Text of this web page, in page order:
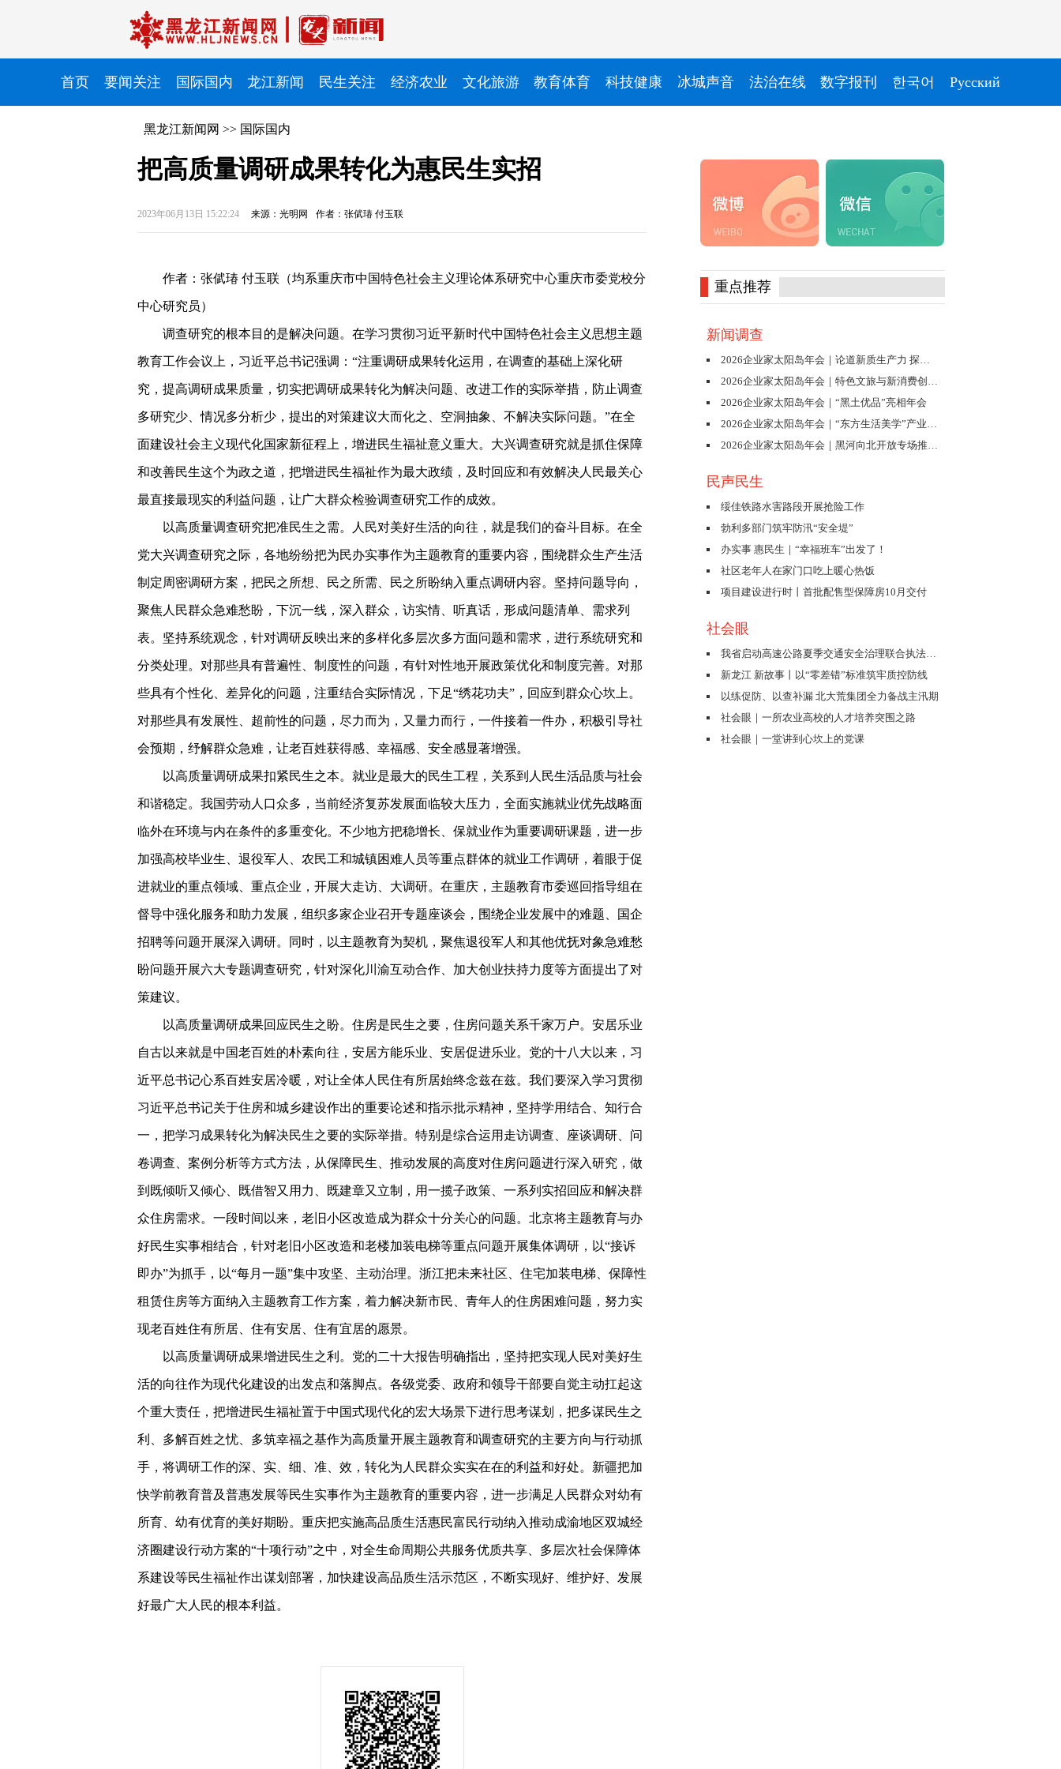
首页 要闻关注 国际国内 龙江新闻 民生关注 经济农业 文化旅游 教育体育 科技健康 冰城声音 法治在线 数字报刊 한국어 Pусский
黑龙江新闻网 >> 国际国内
把高质量调研成果转化为惠民生实招
2023年06月13日 15:22:24 来源：光明网 作者：张倵瑃 付玉联
作者：张倵瑃 付玉联（均系重庆市中国特色社会主义理论体系研究中心重庆市委党校分
中心研究员）
调查研究的根本目的是解决问题。在学习贯彻习近平新时代中国特色社会主义思想主题
教育工作会议上，习近平总书记强调：“注重调研成果转化运用，在调查的基础上深化研
究，提高调研成果质量，切实把调研成果转化为解决问题、改进工作的实际举措，防止调查
多研究少、情况多分析少，提出的对策建议大而化之、空洞抽象、不解决实际问题。”在全
面建设社会主义现代化国家新征程上，增进民生福祉意义重大。大兴调查研究就是抓住保障
和改善民生这个为政之道，把增进民生福祉作为最大政绩，及时回应和有效解决人民最关心
最直接最现实的利益问题，让广大群众检验调查研究工作的成效。
以高质量调查研究把准民生之需。人民对美好生活的向往，就是我们的奋斗目标。在全
党大兴调查研究之际，各地纷纷把为民办实事作为主题教育的重要内容，围绕群众生产生活
制定周密调研方案，把民之所想、民之所需、民之所盼纳入重点调研内容。坚持问题导向，
聚焦人民群众急难愁盼，下沉一线，深入群众，访实情、听真话，形成问题清单、需求列
表。坚持系统观念，针对调研反映出来的多样化多层次多方面问题和需求，进行系统研究和
分类处理。对那些具有普遍性、制度性的问题，有针对性地开展政策优化和制度完善。对那
些具有个性化、差异化的问题，注重结合实际情况，下足“绣花功夫”，回应到群众心坎上。
对那些具有发展性、超前性的问题，尽力而为，又量力而行，一件接着一件办，积极引导社
会预期，纾解群众急难，让老百姓获得感、幸福感、安全感显著增强。
以高质量调研成果扣紧民生之本。就业是最大的民生工程，关系到人民生活品质与社会
和谐稳定。我国劳动人口众多，当前经济复苏发展面临较大压力，全面实施就业优先战略面
临外在环境与内在条件的多重变化。不少地方把稳增长、保就业作为重要调研课题，进一步
加强高校毕业生、退役军人、农民工和城镇困难人员等重点群体的就业工作调研，着眼于促
进就业的重点领域、重点企业，开展大走访、大调研。在重庆，主题教育市委巡回指导组在
督导中强化服务和助力发展，组织多家企业召开专题座谈会，围绕企业发展中的难题、国企
招聘等问题开展深入调研。同时，以主题教育为契机，聚焦退役军人和其他优抚对象急难愁
盼问题开展六大专题调查研究，针对深化川渝互动合作、加大创业扶持力度等方面提出了对
策建议。
以高质量调研成果回应民生之盼。住房是民生之要，住房问题关系千家万户。安居乐业
自古以来就是中国老百姓的朴素向往，安居方能乐业、安居促进乐业。党的十八大以来，习
近平总书记心系百姓安居冷暖，对让全体人民住有所居始终念兹在兹。我们要深入学习贯彻
习近平总书记关于住房和城乡建设作出的重要论述和指示批示精神，坚持学用结合、知行合
一，把学习成果转化为解决民生之要的实际举措。特别是综合运用走访调查、座谈调研、问
卷调查、案例分析等方式方法，从保障民生、推动发展的高度对住房问题进行深入研究，做
到既倾听又倾心、既借智又用力、既建章又立制，用一揽子政策、一系列实招回应和解决群
众住房需求。一段时间以来，老旧小区改造成为群众十分关心的问题。北京将主题教育与办
好民生实事相结合，针对老旧小区改造和老楼加装电梯等重点问题开展集体调研，以“接诉
即办”为抓手，以“每月一题”集中攻坚、主动治理。浙江把未来社区、住宅加装电梯、保障性
租赁住房等方面纳入主题教育工作方案，着力解决新市民、青年人的住房困难问题，努力实
现老百姓住有所居、住有安居、住有宜居的愿景。
以高质量调研成果增进民生之利。党的二十大报告明确指出，坚持把实现人民对美好生
活的向往作为现代化建设的出发点和落脚点。各级党委、政府和领导干部要自觉主动扛起这
个重大责任，把增进民生福祉置于中国式现代化的宏大场景下进行思考谋划，把多谋民生之
利、多解百姓之忧、多筑幸福之基作为高质量开展主题教育和调查研究的主要方向与行动抓
手，将调研工作的深、实、细、准、效，转化为人民群众实实在在的利益和好处。新疆把加
快学前教育普及普惠发展等民生实事作为主题教育的重要内容，进一步满足人民群众对幼有
所育、幼有优育的美好期盼。重庆把实施高品质生活惠民富民行动纳入推动成渝地区双城经
济圈建设行动方案的“十项行动”之中，对全生命周期公共服务优质共享、多层次社会保障体
系建设等民生福祉作出谋划部署，加快建设高品质生活示范区，不断实现好、维护好、发展
好最广大人民的根本利益。